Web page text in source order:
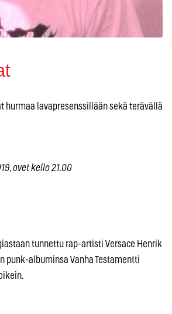
hurmaa lavapresenssillään sekä terävällä
ovet kello 21.00
tunnettu rap-artisti Versace Henrik
punk-albuminsa Vanha Testamentti